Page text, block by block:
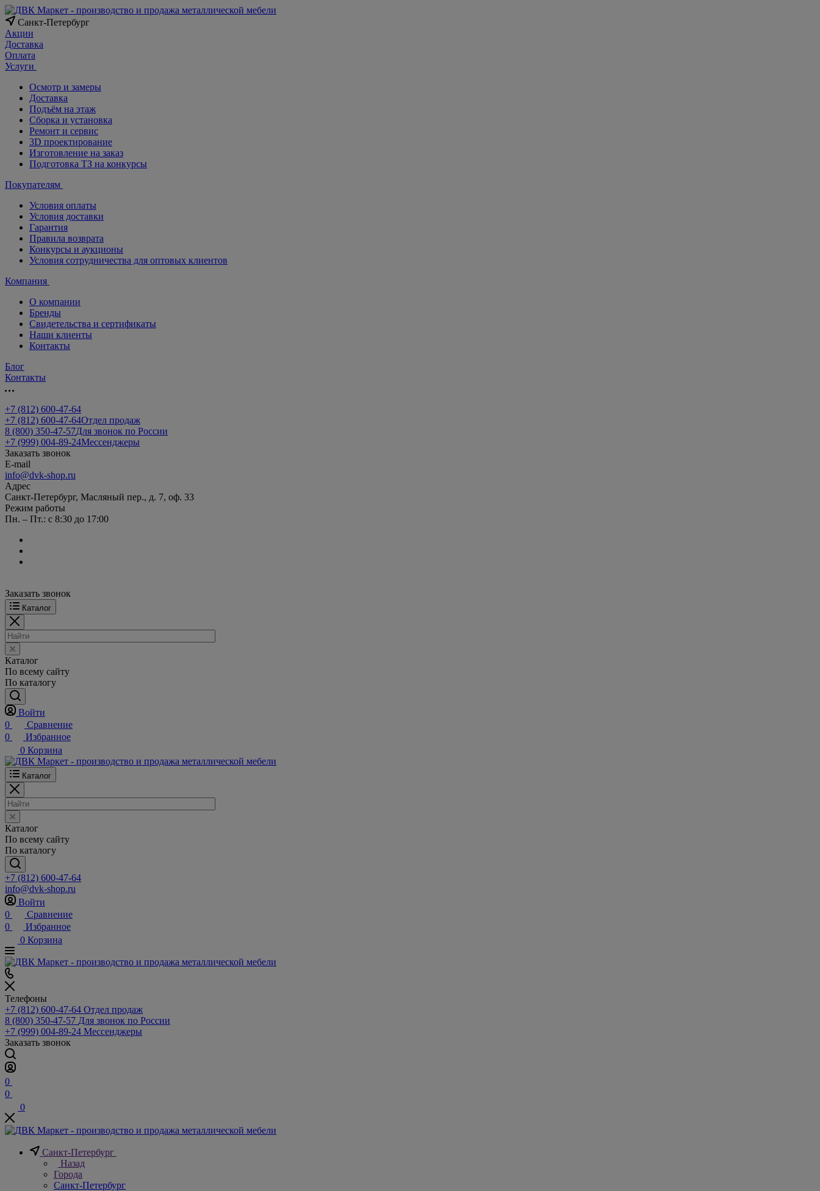
Санкт-Петербург
Акции
Доставка
Оплата
Услуги
Осмотр и замеры
Доставка
Подъём на этаж
Сборка и установка
Ремонт и сервис
3D проектирование
Изготовление на заказ
Подготовка ТЗ на конкурсы
Покупателям
Условия оплаты
Условия доставки
Гарантия
Правила возврата
Конкурсы и аукционы
Условия сотрудничества для оптовых клиентов
Компания
О компании
Бренды
Свидетельства и сертификаты
Наши клиенты
Контакты
Блог
Контакты
+7 (812) 600-47-64
+7 (812) 600-47-64Отдел продаж
8 (800) 350-47-57Для звонок по России
+7 (999) 004-89-24Мессенджеры
Заказать звонок
E-mail
info@dvk-shop.ru
Адрес
Санкт-Петербург, Масляный пер., д. 7, оф. 33
Режим работы
Пн. – Пт.: с 8:30 до 17:00
Заказать звонок
Каталог
Каталог
По всему сайту
По каталогу
Войти
0
Сравнение
0
Избранное
0 Корзина
Каталог
Каталог
По всему сайту
По каталогу
+7 (812) 600-47-64
info@dvk-shop.ru
Войти
0
Сравнение
0
Избранное
0 Корзина
Телефоны
+7 (812) 600-47-64 Отдел продаж
8 (800) 350-47-57 Для звонок по России
+7 (999) 004-89-24 Мессенджеры
Заказать звонок
0
0
0
Санкт-Петербург
Назад
Города
Санкт-Петербург